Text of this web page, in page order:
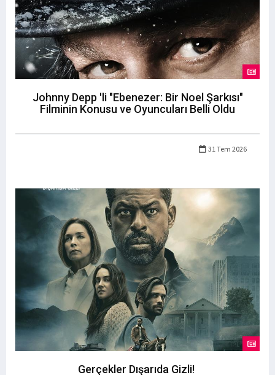
Johnny Depp 'li "Ebenezer: Bir Noel Şarkısı"
Filminin Konusu ve Oyuncuları Belli Oldu
31 Tem 2026
Gerçekler Dışarıda Gizli!